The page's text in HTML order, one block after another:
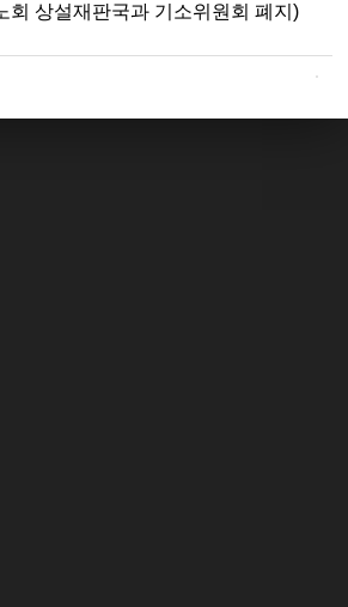
회 상설재판국과 기소위원회 폐지)